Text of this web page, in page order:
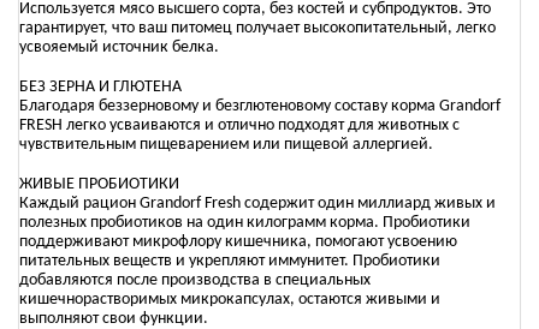
Используется мясо высшего сорта, без костей и субпродуктов. Это
гарантирует, что ваш питомец получает высокопитательный, легко
усвояемый источник белка.
БЕЗ ЗЕРНА И ГЛЮТЕНА
Благодаря беззерновому и безглютеновому составу корма Grandorf
FRESH легко усваиваются и отлично подходят для животных с
чувствительным пищеварением или пищевой аллергией.
ЖИВЫЕ ПРОБИОТИКИ
Каждый рацион Grandorf Fresh содержит один миллиард живых и
полезных пробиотиков на один килограмм корма. Пробиотики
поддерживают микрофлору кишечника, помогают усвоению
питательных веществ и укрепляют иммунитет. Пробиотики
добавляются после производства в специальных
кишечнорастворимых микрокапсулах, остаются живыми и
выполняют свои функции.